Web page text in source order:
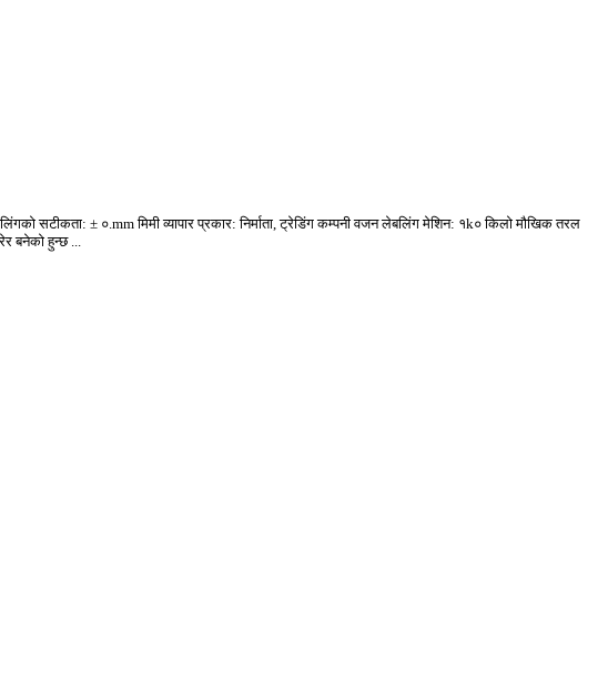
सटीकता: ± ०.mm मिमी व्यापार प्रकार: निर्माता, ट्रेडिंग कम्पनी वजन लेबलिंग मेशिन: १k० किलो मौखिक तरल
बनेको हुन्छ ...